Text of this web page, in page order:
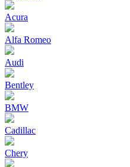
Acura
Alfa Romeo
Audi
Bentley
BMW
Cadillac
Chery